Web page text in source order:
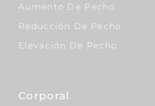
Aumento De Pecho
Reducción De Pecho
Elevación De Pecho
Corporal